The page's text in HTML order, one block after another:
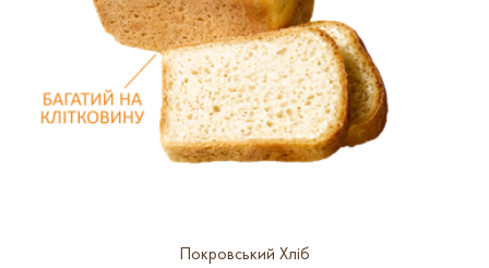
Покровський Хліб